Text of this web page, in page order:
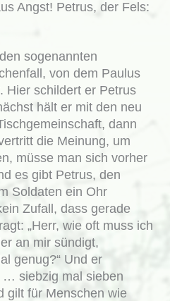
Angst! Petrus, der Fels:
sogenannten
von dem Paulus
Hier schildert er Petrus
hält er mit den neu
dann
die Meinung, um
müsse man sich vorher
es gibt Petrus, den
Soldaten ein Ohr
Zufall, dass gerade
„Herr, wie oft muss ich
an mir sündigt,
genug?“ Und er
… siebzig mal sieben
gilt für Menschen wie